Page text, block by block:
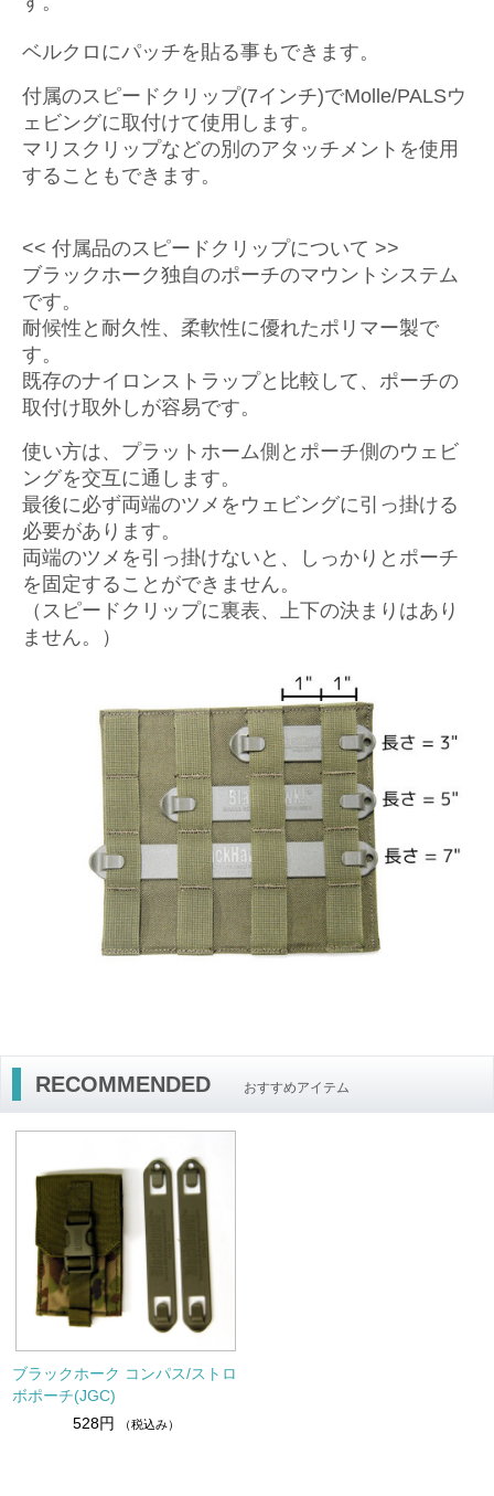
ベルクロにパッチを貼る事もできます。
付属のスピードクリップ(7インチ)でMolle/PALSウ
ェビングに取付けて使用します。
マリスクリップなどの別のアタッチメントを使用
することもできます。
<< 付属品のスピードクリップについて >>
ブラックホーク独自のポーチのマウントシステム
です。
耐候性と耐久性、柔軟性に優れたポリマー製で
す。
既存のナイロンストラップと比較して、ポーチの
取付け取外しが容易です。
使い方は、プラットホーム側とポーチ側のウェビ
ングを交互に通します。
最後に必ず両端のツメをウェビングに引っ掛ける
必要があります。
両端のツメを引っ掛けないと、しっかりとポーチ
を固定することができません。
（スピードクリップに裏表、上下の決まりはあり
ません。）
RECOMMENDED おすすめアイテム
ブラックホーク コンパス/ストロ
ボポーチ(JGC)
528円
（税込み）